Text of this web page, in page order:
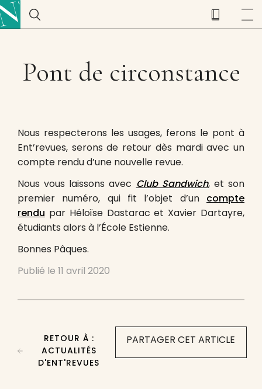
Pont de circonstance
Nous respecterons les usages, ferons le pont à
Ent’revues, serons de retour dès mardi avec un
compte rendu d’une nouvelle revue.
Nous vous laissons avec Club Sandwich, et son
premier numéro, qui fit l’objet d’un compte
rendu par Héloïse Dastarac et Xavier Dartayre,
étudiants alors à l’École Estienne.
Bonnes Pâques.
Publié le 11 avril 2020
PARTAGER CET ARTICLE
RETOUR À :
ACTUALITÉS
D'ENT'REVUES